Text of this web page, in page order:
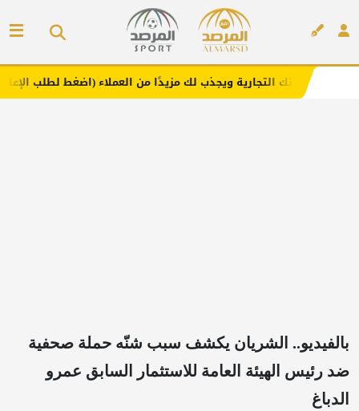
التجارية ويجذب لك مزيدًا من العملاء (اضغط لطلب الإعلان)
بالفيديو.. الشريان يكشف سبب شنّه حملة صحفية
ضد رئيس الهيئة العامة للاستثمار السابق عمرو
الدباغ